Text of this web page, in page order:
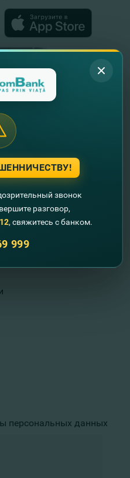
персональных данных
звонок
разговор,
, свяжитесь с банком.
999